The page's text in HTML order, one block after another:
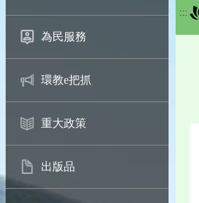
為民服務
環教e把抓
重大政策
出版品
:::